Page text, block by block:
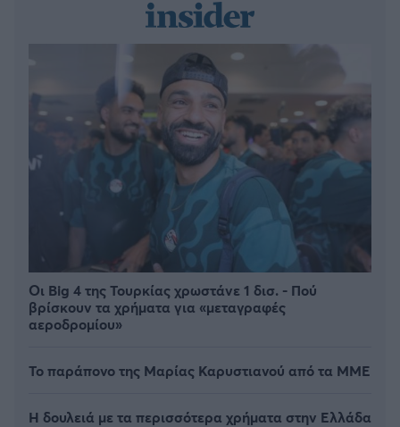
Οι Big 4 της Τουρκίας χρωστάνε 1 δισ. - Πού
βρίσκουν τα χρήματα για «μεταγραφές
αεροδρομίου»
Το παράπονο της Μαρίας Καρυστιανού από τα ΜΜΕ
Η δουλειά με τα περισσότερα χρήματα στην Ελλάδα